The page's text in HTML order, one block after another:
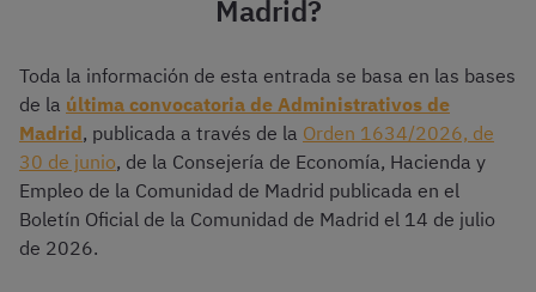
Madrid?
Toda la información de esta entrada se basa en las bases
de la última convocatoria de Administrativos de
Madrid, publicada a través de la Orden 1634/2026, de
30 de junio, de la Consejería de Economía, Hacienda y
Empleo de la Comunidad de Madrid publicada en el
Boletín Oficial de la Comunidad de Madrid el 14 de julio
de 2026.